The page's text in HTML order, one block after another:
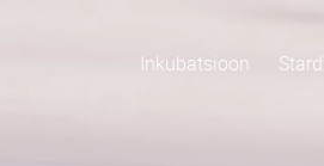
Inkubatsioon